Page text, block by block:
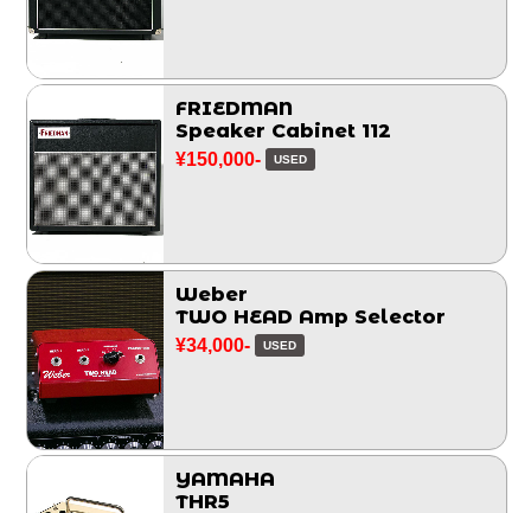
FRIEDMAN
Speaker Cabinet 112
¥150,000- USED
Weber
TWO HEAD Amp Selector
¥34,000- USED
YAMAHA
THR5